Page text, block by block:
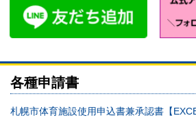
各種申請書
札幌市体育施設使用申込書兼承認書【